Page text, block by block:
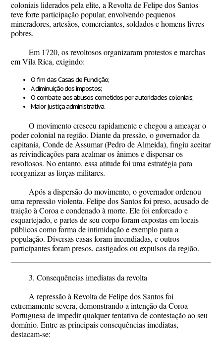
coloniais liderados pela elite, a Revolta de Felipe dos Santos
teve forteparticipação popular, envolvendo pequenos
mineradores, artesãos, comerciantes, soldados e homens livres
pobres.
Em 1720, os revoltosos organizaram protestos e marchas
em Vila Rica, exigindo:
O fim das Casas de Fundição;
A diminuição dos impostos;
O combate aos abusos cometidos por autoridades coloniais;
Maior justiça administrativa.
O movimento cresceu rapidamente e chegou a ameaçar o
poder colonial na região. Diante da pressão, o governador da
capitania, Conde de Assumar (Pedro de Almeida), fingiu aceitar
as reivindicações para acalmar os ânimos e dispersar os
revoltosos. No entanto, essa atitude foi uma estratégia para
reorganizar as forças militares.
Após a dispersão do movimento, o governador ordenou
uma repressão violenta. Felipe dos Santos foi preso, acusado de
traição à Coroa e condenado à morte. Ele foi enforcado e
esquartejado, e partes de seu corpo foram expostas em locais
públicos como forma de intimidação e exemplo para a
população. Diversas casas foram incendiadas, e outros
participantes foram presos, castigados ou expulsos da região.
3. Consequências imediatas da revolta
A repressão à Revolta de Felipe dos Santos foi
extremamente severa, demonstrando a intenção da Coroa
Portuguesa de impedir qualquer tentativa de contestação ao seu
domínio. Entre as principais consequências imediatas,
destacam-se: